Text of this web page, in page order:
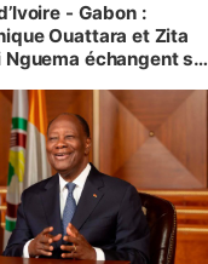
- Gabon :
Ouattara et Zita
Nguema échangent sur
et des enfants